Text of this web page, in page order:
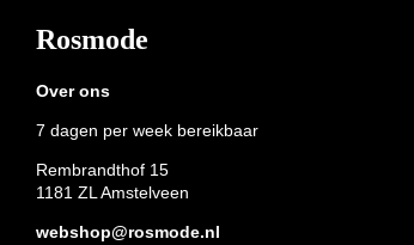
Footer
Rosmode
Over ons
7 dagen per week bereikbaar
Rembrandthof 15
1181 ZL Amstelveen
webshop@rosmode.nl